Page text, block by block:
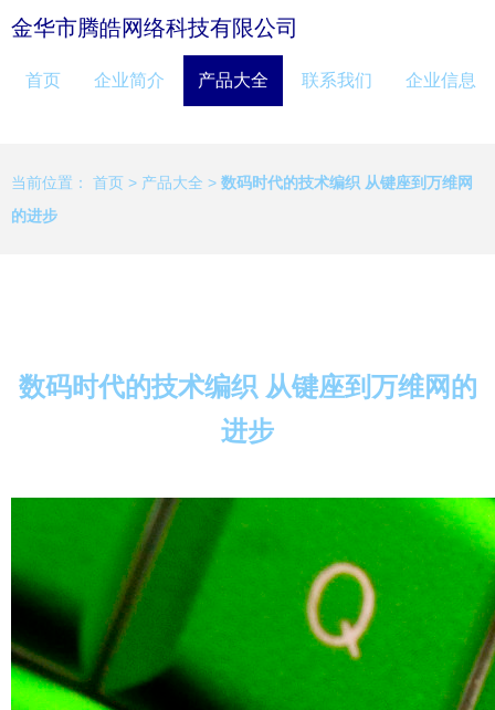
金华市腾皓网络科技有限公司
首页 企业简介 产品大全 联系我们 企业信息
当前位置： 首页 > 产品大全 > 数码时代的技术编织 从键座到万维网
的进步
数码时代的技术编织 从键座到万维网的
进步